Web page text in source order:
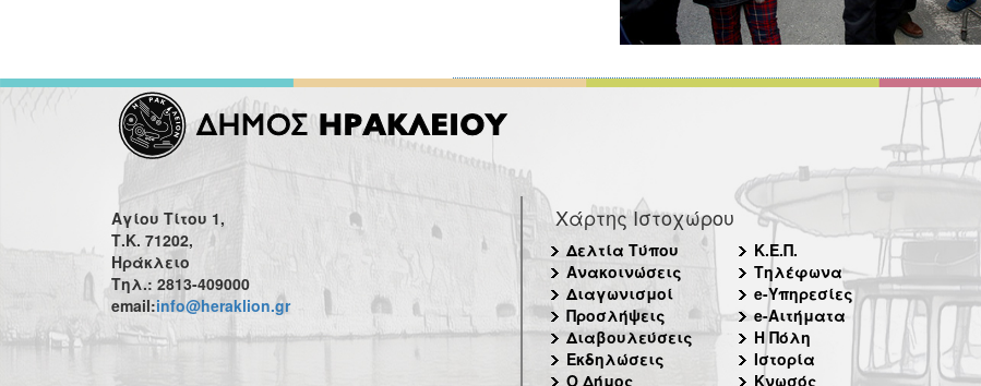
Αγίου Τίτου 1,
Τ.Κ. 71202,
Ηράκλειο
Τηλ.: 2813-409000
email:info@heraklion.gr
Χάρτης Ιστοχώρου
Δελτία Τύπου
Ανακοινώσεις
Διαγωνισμοί
Προσλήψεις
Διαβουλεύσεις
Εκδηλώσεις
Ο Δήμος
Κ.Ε.Π.
Τηλέφωνα
e-Υπηρεσίες
e-Αιτήματα
Η Πόλη
Ιστορία
Κνωσός